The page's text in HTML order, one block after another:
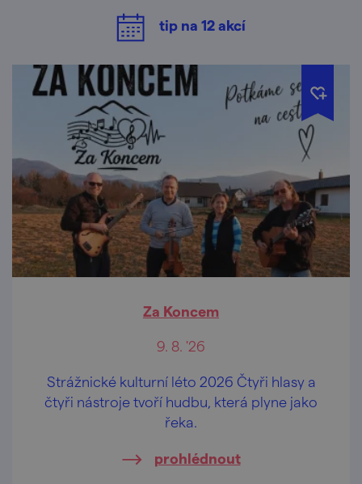
tip na 12akcí
Za Koncem
9. 8. '26
Strážnické kulturní léto 2026 Čtyři hlasy a
čtyři nástroje tvoří hudbu, která plyne jako
řeka.
prohlédnout